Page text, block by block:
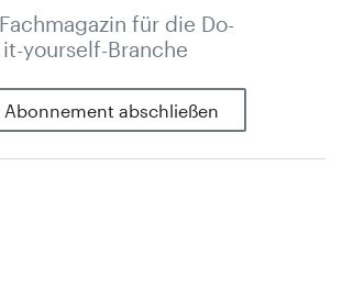
für die Do-
it-yourself-Branche
Abonnement abschließen